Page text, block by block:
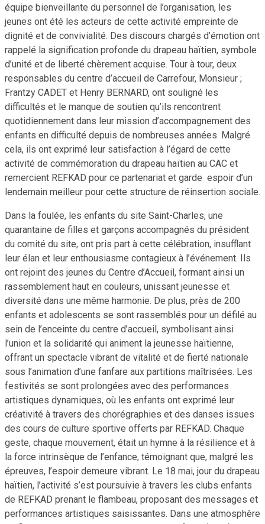
équipe bienveillante du personnel de l’organisation, les
jeunes ont été les acteurs de cette activité empreinte de
dignité et de convivialité. Des discours chargés d’émotion ont
rappelé la signification profonde du drapeau haïtien, symbole
d’unité et de liberté chèrement acquise. Tour à tour, deux
responsables du centre d’accueil de Carrefour, Monsieur ;
Frantzy CADET et Henry BERNARD, ont souligné les
difficultés et le manque de soutien qu’ils rencontrent
quotidiennement dans leur mission d’accompagnement des
enfants en difficulté depuis de nombreuses années. Malgré
cela, ils ont exprimé leur satisfaction à l’égard de cette
activité de commémoration du drapeau haïtien au CAC et
remercient REFKAD pour ce partenariat et garde espoir d’un
lendemain meilleur pour cette structure de réinsertion sociale.
Dans la foulée, les enfants du site Saint-Charles, une
quarantaine de filles et garçons accompagnés du président
du comité du site, ont pris part à cette célébration, insufflant
leur élan et leur enthousiasme contagieux à l’événement. Ils
ont rejoint des jeunes du Centre d’Accueil, formant ainsi un
rassemblement haut en couleurs, unissant jeunesse et
diversité dans une même harmonie. De plus, près de 200
enfants et adolescents se sont rassemblés pour un défilé au
sein de l’enceinte du centre d’accueil, symbolisant ainsi
l’union et la solidarité qui animent la jeunesse haïtienne,
offrant un spectacle vibrant de vitalité et de fierté nationale
sous l’animation d’une fanfare aux partitions maîtrisées. Les
festivités se sont prolongées avec des performances
artistiques dynamiques, où les enfants ont exprimé leur
créativité à travers des chorégraphies et des danses issues
des cours de culture sportive offerts par REFKAD. Chaque
geste, chaque mouvement, était un hymne à la résilience et à
la force intrinsèque de l’enfance, témoignant que, malgré les
épreuves, l’espoir demeure vibrant. Le 18 mai, jour du drapeau
haïtien, l’activité s’est poursuivie à travers les clubs enfants
de REFKAD prenant le flambeau, proposant des messages et
performances artistiques saisissantes. Dans une atmosphère